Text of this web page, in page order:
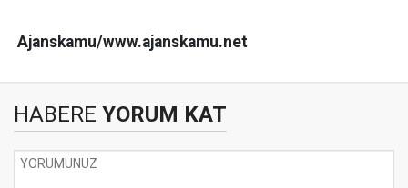
Ajanskamu/www.ajanskamu.net
HABERE YORUM KAT